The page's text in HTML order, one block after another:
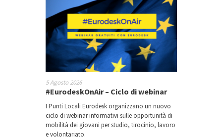
5 Agosto 2026
#EurodeskOnAir – Ciclo di webinar
I Punti Locali Eurodesk organizzano un nuovo
ciclo di webinar informativi sulle opportunità di
mobilità dei giovani per studio, tirocinio, lavoro
e volontariato.